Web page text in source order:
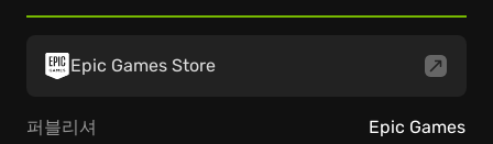
Epic Games Store
퍼블리셔 Epic Games